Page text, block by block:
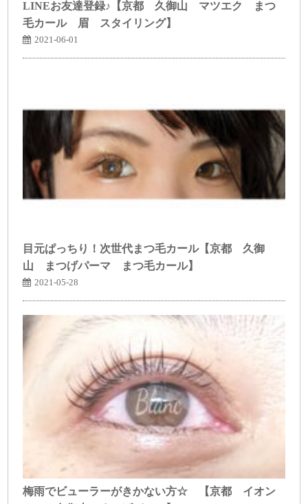
LINEお友達登録♪【京都 久御山 マツエク まつ
毛カール 眉 スタイリング】
2021-06-01
目元ぱっちり！次世代まつ毛カール【京都 久御
山 まつげパーマ まつ毛カール】
2021-05-28
梅雨でビューラーがきかない方☆ 【京都 イオン